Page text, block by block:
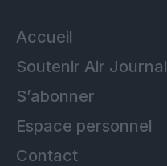
Accueil
Soutenir Air Journal
S’abonner
Espace personnel
Contact